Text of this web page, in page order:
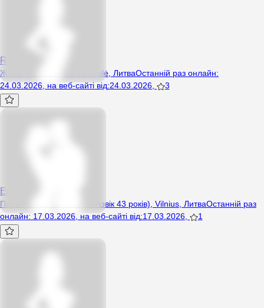
RedHotIrina
Жінка, 99 років, Marijampolė, ЛитваОстанній раз онлайн:
24.03.2026 на веб-сайті від:24.03.2026 3
ErikaN99
Пара (Жінка 40 років, Чоловік 43 років), Vilnius, ЛитваОстанній раз
онлайн: 17.03.2026, на веб-сайті від:17.03.2026, 1